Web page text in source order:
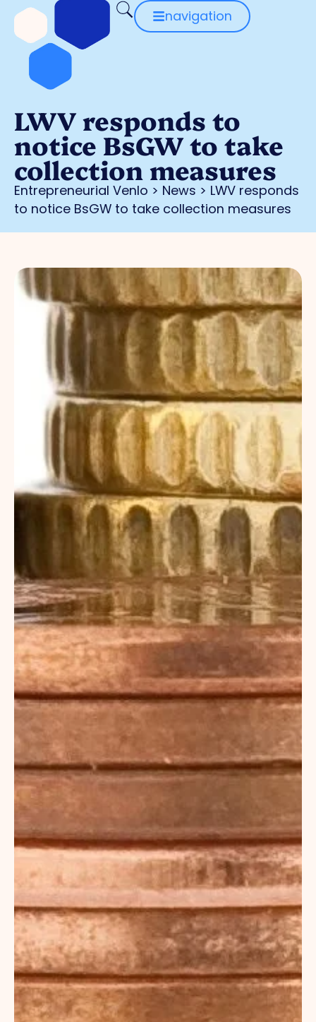
navigation
LWV responds to
notice BsGW to take
collection measures
Entrepreneurial Venlo > News > LWV responds
to notice BsGW to take collection measures